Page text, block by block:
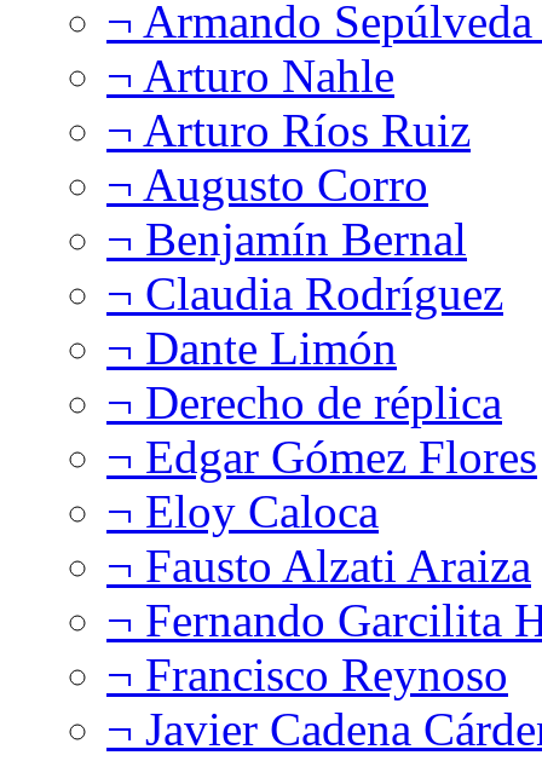
¬ Armando
¬ Arturo Nahle
¬ Arturo Ríos Ruiz
¬ Augusto Corro
¬ Benjamín Bernal
¬ Claudia Rodríguez
¬ Dante Limón
¬ Derecho de réplica
¬ Edgar Gómez Flores
¬ Eloy Caloca
¬ Fausto Alzati Araiza
¬ Fernando Garcilita
¬ Francisco Reynoso
¬ Javier Cadena